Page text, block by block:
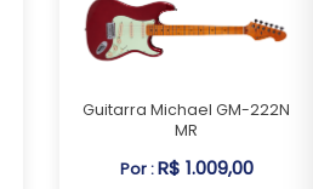
Guitarra Michael GM-222N
MR
Por :R$ 1.009,00